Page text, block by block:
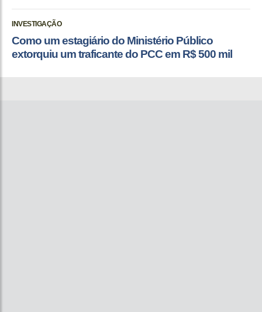
INVESTIGAÇÃO
Como um estagiário do Ministério Público
extorquiu um traficante do PCC em R$ 500 mil